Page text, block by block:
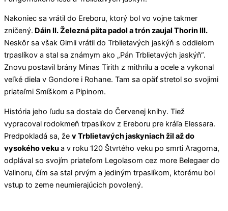
Nakoniec sa vrátil do Ereboru, ktorý bol vo vojne takmer
zničený. Dáin II. Železná päta padol a trón zaujal Thorin III.
Neskôr sa však Gimli vrátil do Trblietavých jaskýň s oddielom
trpaslíkov a stal sa známym ako „Pán Trblietavých jaskýň“.
Znovu postavil brány Minas Tirith z mithrilu a ocele a vykonal
veľké diela v Gondore i Rohane. Tam sa opäť stretol so svojimi
priateľmi Smíškom a Pipinom.
História jeho ľudu sa dostala do Červenej knihy. Tiež
vypracoval rodokmeň trpaslíkov z Ereboru pre kráľa Elessara.
Predpokladá sa, že v Trblietavých jaskyniach žil až do
vysokého vekua v roku 120 Štvrtého veku po smrti Aragorna,
odplával so svojím priateľom Legolasom cez more Belegaer do
Valinoru, čím sa stal prvým a jediným trpaslíkom, ktorému bol
vstup to zeme neumierajúcich povolený.